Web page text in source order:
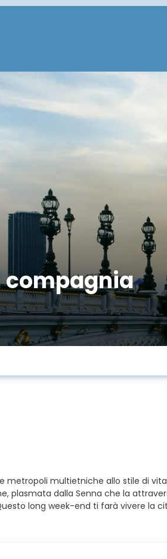
compagnia
metropoli multietniche allo stile di
plasmata dalla Senna che la
long week-end ti farà vivere